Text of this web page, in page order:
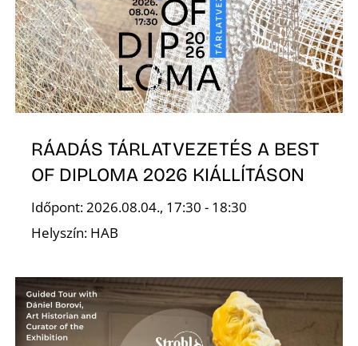
RÁADÁS TÁRLATVEZETÉS A BEST
OF DIPLOMA 2026 KIÁLLÍTÁSON
Időpont: 2026.08.04., 17:30 - 18:30
Helyszín: HAB